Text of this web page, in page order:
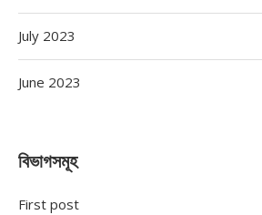
July 2023
June 2023
বিভাগসমূহ
First post